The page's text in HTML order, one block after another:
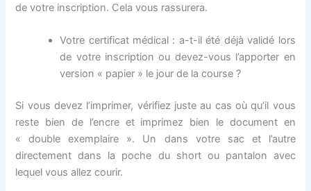
de votre inscription. Cela vous rassurera.
Votre certificat médical : a-t-il été déjà validé lors
de votre inscription ou devez-vous l’apporter en
version « papier » le jour de la course ?
Si vous devez l’imprimer, vérifiez juste au cas où qu’il vous
reste bien de l’encre et imprimez bien le document en
« double exemplaire ». Un dans votre sac et l’autre
directement dans la poche du short ou pantalon avec
lequel vous allez courir.